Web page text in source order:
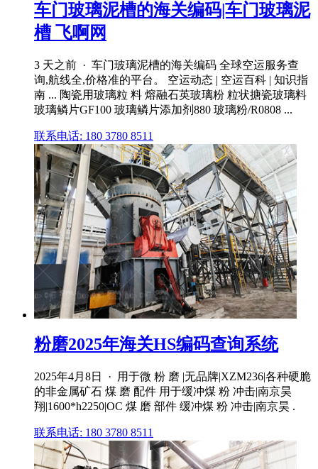
车门玻璃泥槽的海关编码|车门玻璃泥
槽 飞啊网
3 天之前 · 车门玻璃泥槽的海关编码 全球空运服务查
询,航线全,价格准的平台。 空运动态 | 空运百科 | 知识指
南 ... 陶瓷用玻璃粒 料 熔融石英玻璃粉 粒状搪瓷玻璃料
玻璃鳞片GF100 玻璃鳞片添加剂880 玻璃粉/R0808 ...
联系电话: 180 3780 8511
粉磨2025年海关HS编码查询系统
2025年4月8日 · 用于微 粉 磨 |无品牌|XZM236|各种硬脆
的非金属矿石 煤 磨 配件 用于缓冲煤 粉 冲击|南京昊
翔|1600*h2250|OC 煤 磨 部件 缓冲煤 粉 冲击|南京昊 .
联系电话: 180 3780 8511